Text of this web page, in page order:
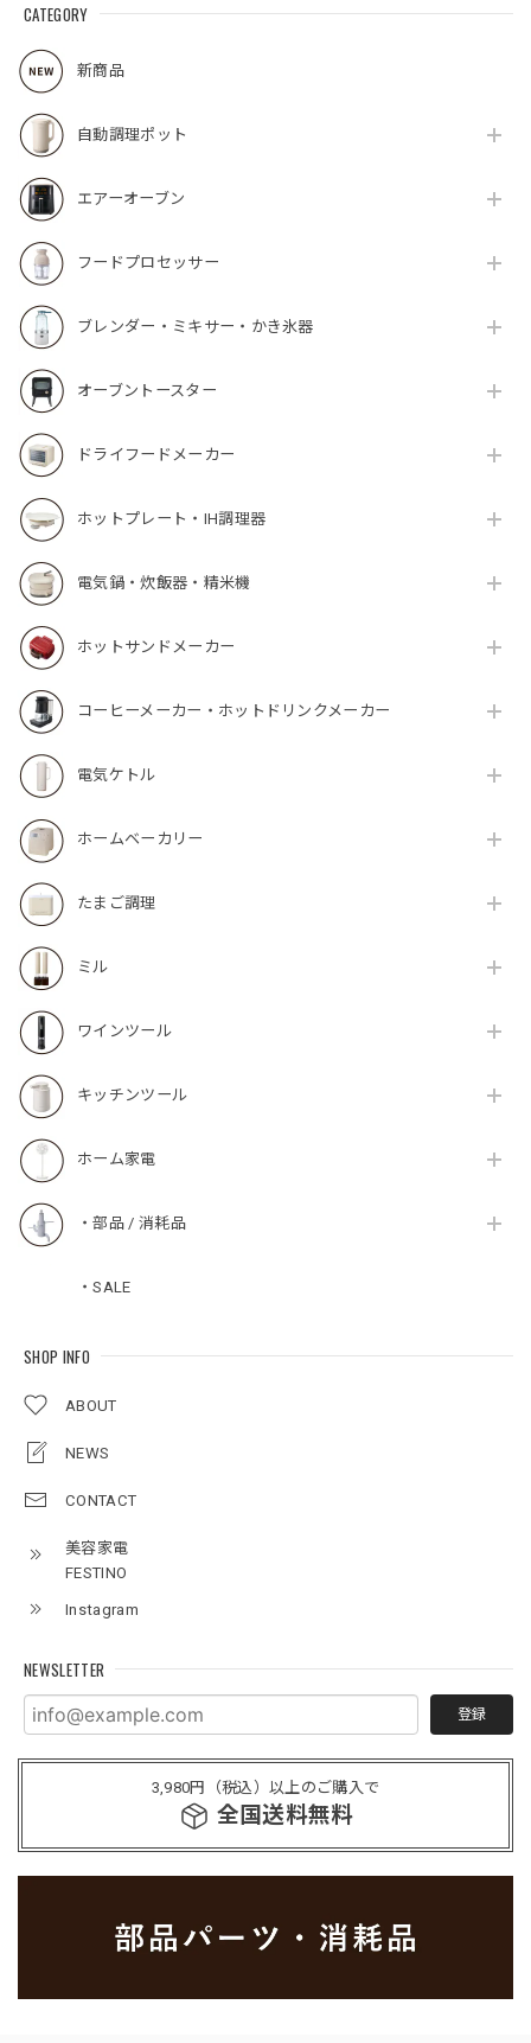
CATEGORY
新商品
自動調理ポット
エアーオーブン
フードプロセッサー
ブレンダー・ミキサー・かき氷器
オーブントースター
ドライフードメーカー
ホットプレート・IH調理器
電気鍋・炊飯器・精米機
ホットサンドメーカー
コーヒーメーカー・ホットドリンクメーカー
電気ケトル
ホームベーカリー
たまご調理
ミル
ワインツール
キッチンツール
ホーム家電
・部品 / 消耗品
・SALE
SHOP INFO
ABOUT
NEWS
CONTACT
美容家電
FESTINO
Instagram
NEWSLETTER
登録
3,980円（税込）以上のご購入で
全国送料無料